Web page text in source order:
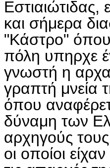
και σήμερα
"Κάστρο" όπου
πόλη υπηρχε
γνωστή η
γραπτή μνεία
όπου
δύναμη των
αρχηγούς
οι οποίοι